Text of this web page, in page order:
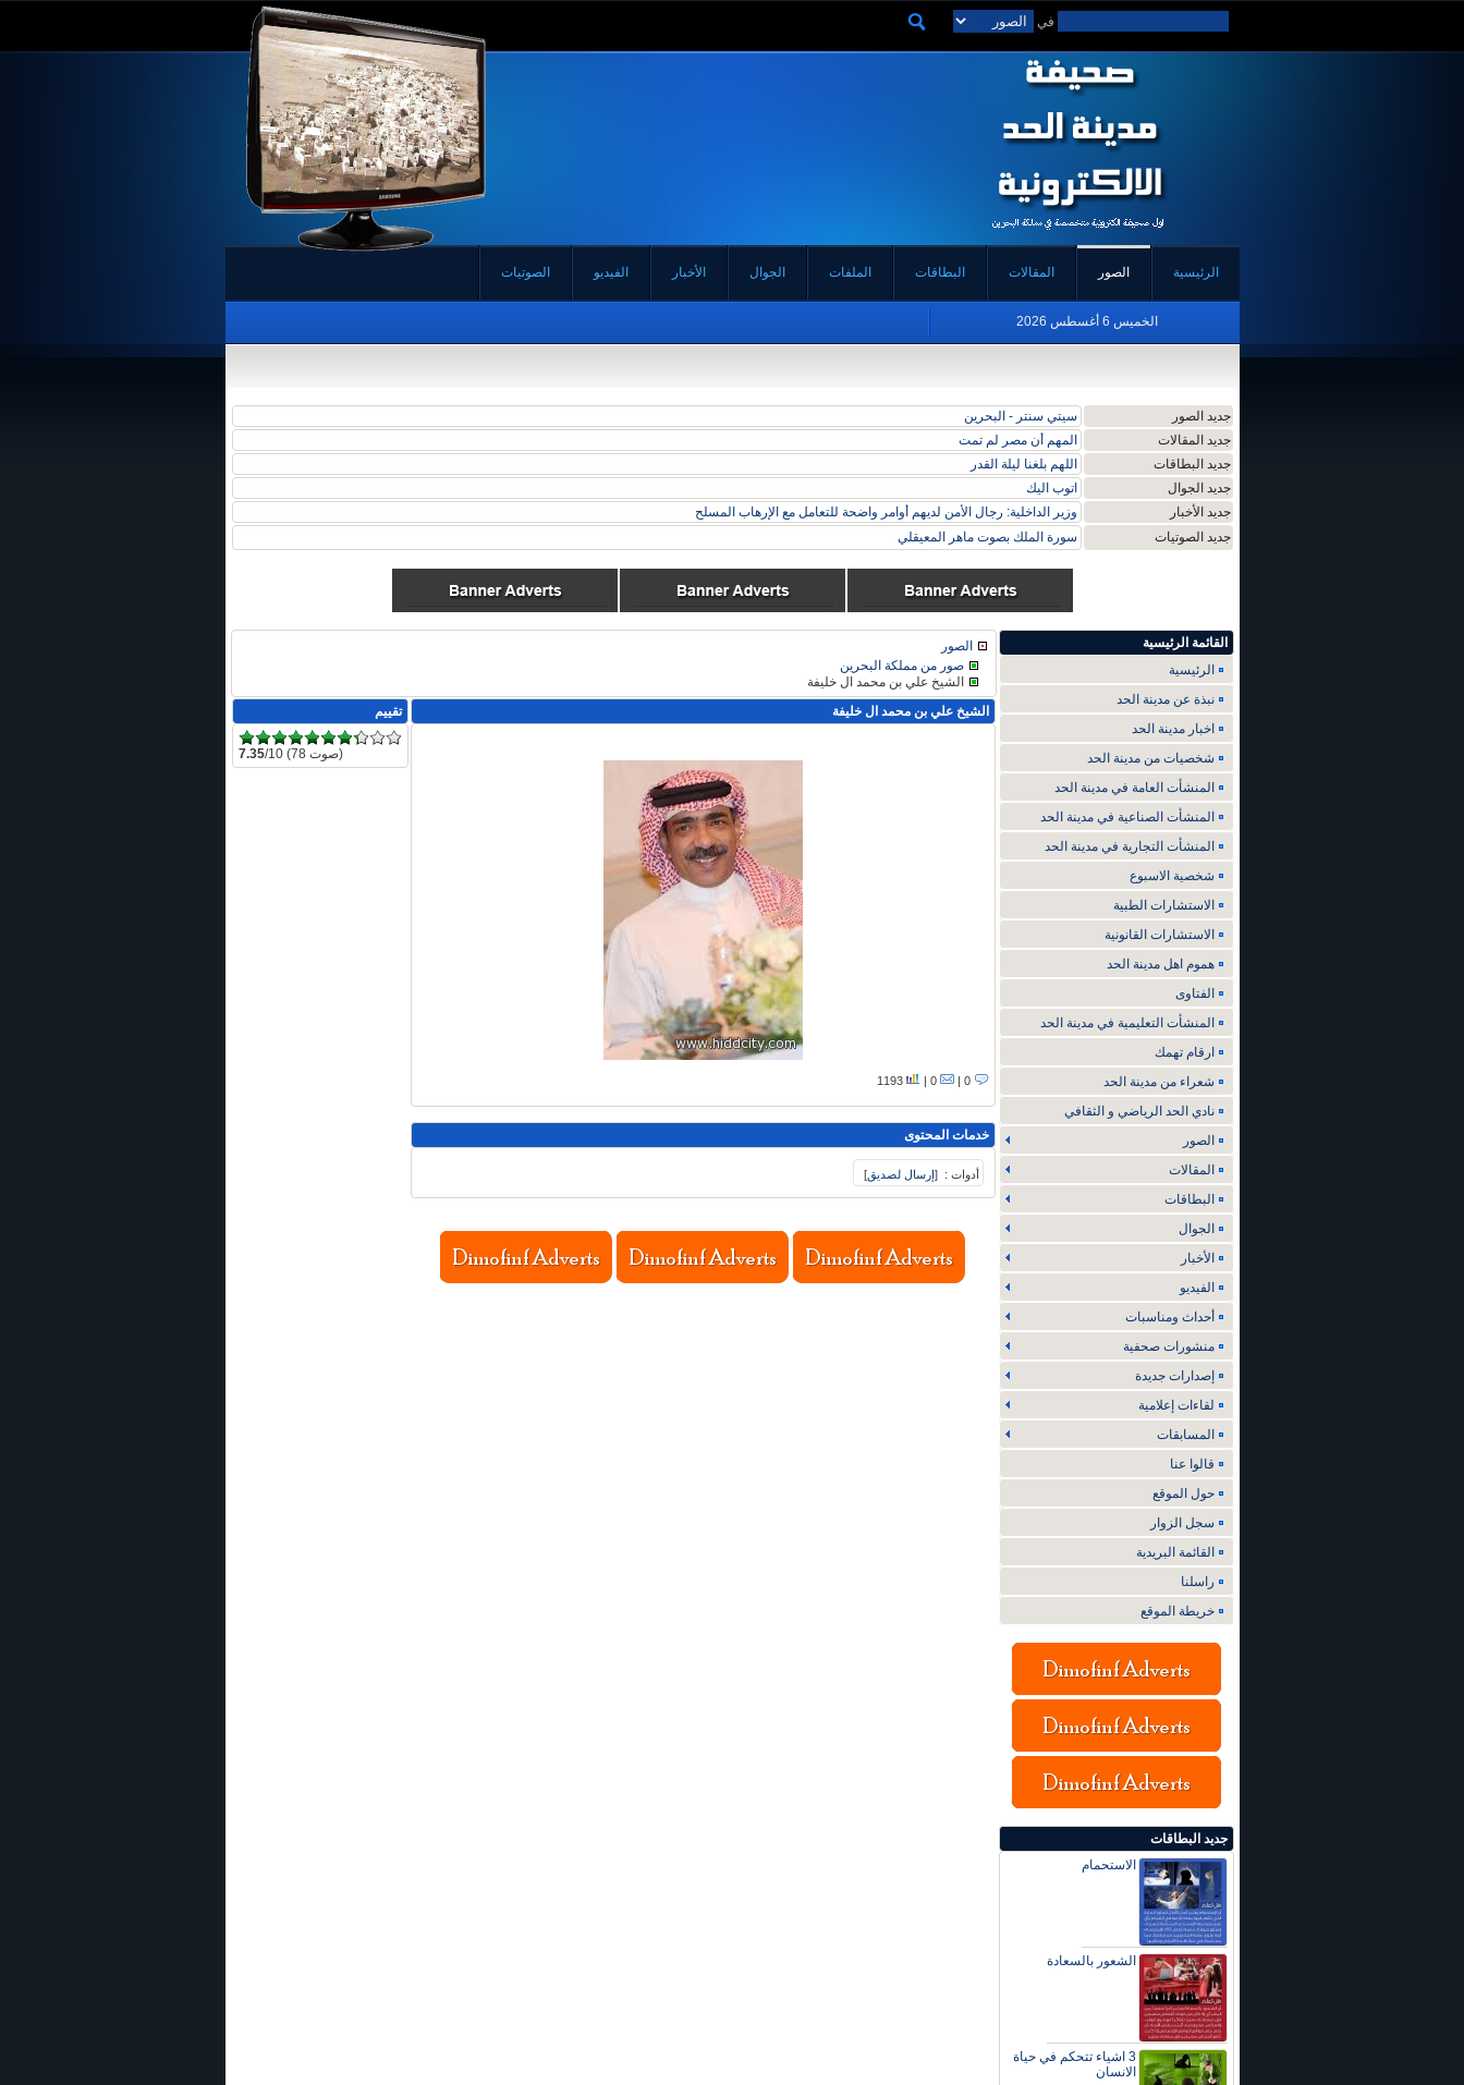
في
الرئيسية الصور المقالات البطاقات الملفات الجوال الأخبار الفيديو الصوتيات
الخميس 6 أغسطس 2026
جديد الصور
سيتي سنتر - البحرين
جديد المقالات
المهم أن مصر لم تمت
جديد البطاقات
اللهم بلغنا ليلة القدر
جديد الجوال
اتوب اليك
جديد الأخبار
وزير الداخلية: رجال الأمن لديهم أوامر واضحة للتعامل مع الإرهاب المسلح
جديد الصوتيات
سورة الملك بصوت ماهر المعيقلي
القائمة الرئيسية
الرئيسية
نبذة عن مدينة الحد
اخبار مدينة الحد
شخصيات من مدينة الحد
المنشأت العامة في مدينة الحد
المنشأت الصناعية في مدينة الحد
المنشأت التجارية في مدينة الحد
شخصية الاسبوع
الاستشارات الطبية
الاستشارات القانونية
هموم اهل مدينة الحد
الفتاوى
المنشأت التعليمية في مدينة الحد
ارقام تهمك
شعراء من مدينة الحد
نادي الحد الرياضي و الثقافي
الصور
المقالات
البطاقات
الجوال
الأخبار
الفيديو
أحداث ومناسبات
منشورات صحفية
إصدارات جديدة
لقاءات إعلامية
المسابقات
قالوا عنا
حول الموقع
سجل الزوار
القائمة البريدية
راسلنا
خريطة الموقع
جديد البطاقات
الاستحمام
الشعور بالسعادة
3 اشياء تتحكم في حياة
الانسان
الصور
صور من مملكة البحرين
الشيخ علي بن محمد ال خليفة
الشيخ علي بن محمد ال خليفة
0 |
0 |
1193
خدمات المحتوى
أدوات : [إرسال لصديق]
تقييم
7.35 /10 (78 صوت)